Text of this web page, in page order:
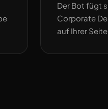
Der Bot fügt
Corporate
auf Ihrer